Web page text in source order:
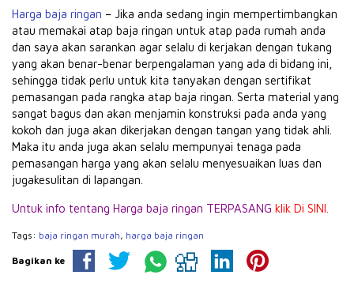
Harga baja ringan – Jika anda sedang ingin mempertimbangkan
atau memakai atap baja ringan untuk atap pada rumah anda
dan saya akan sarankan agar selalu di kerjakan dengan tukang
yang akan benar-benar berpengalaman yang ada di bidang ini,
sehingga tidak perlu untuk kita tanyakan dengan sertifikat
pemasangan pada rangka atap baja ringan. Serta material yang
sangat bagus dan akan menjamin konstruksi pada anda yang
kokoh dan juga akan dikerjakan dengan tangan yang tidak ahli.
Maka itu anda juga akan selalu mempunyai tenaga pada
pemasangan harga yang akan selalu menyesuaikan luas dan
jugakesulitan di lapangan.
Untuk info tentang Harga baja ringan TERPASANG klik Di SINI.
Tags: baja ringan murah, harga baja ringan
Bagikan ke